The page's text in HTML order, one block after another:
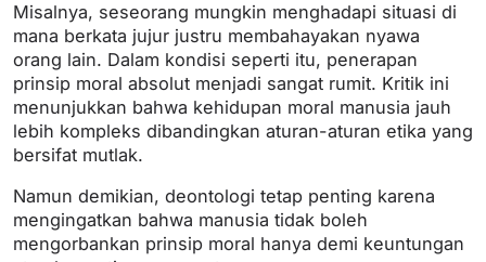
Misalnya, seseorang mungkin menghadapi situasi di
mana berkata jujur justru membahayakan nyawa
orang lain. Dalam kondisi seperti itu, penerapan
prinsip moral absolut menjadi sangat rumit. Kritik ini
menunjukkan bahwa kehidupan moral manusia jauh
lebih kompleks dibandingkan aturan-aturan etika yang
bersifat mutlak.
Namun demikian, deontologi tetap penting karena
mengingatkan bahwa manusia tidak boleh
mengorbankan prinsip moral hanya demi keuntungan